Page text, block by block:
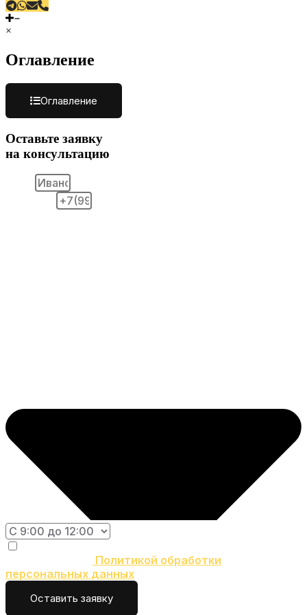
×
Оглавление
Оглавление
Оставьте заявку
на консультацию
Политикой обработки
персональных данных
Оставить заявку